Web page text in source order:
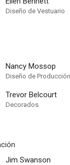
Diseño de Vestuario
Nancy Mossop
Diseño de Producción
Trevor Belcourt
Decorados
Jim Swanson